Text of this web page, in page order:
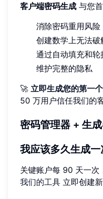
客户端密码生成 与您
消除密码重用风险
创建数学上无法破
通过自动填充和轮
维护完整的隐私
🚀 立即生成您的第一
50 万用户信任我们的
密码管理器 + 生
我应该多久生成一
关键账户每 90 天一次
我们的工具 立即创建新